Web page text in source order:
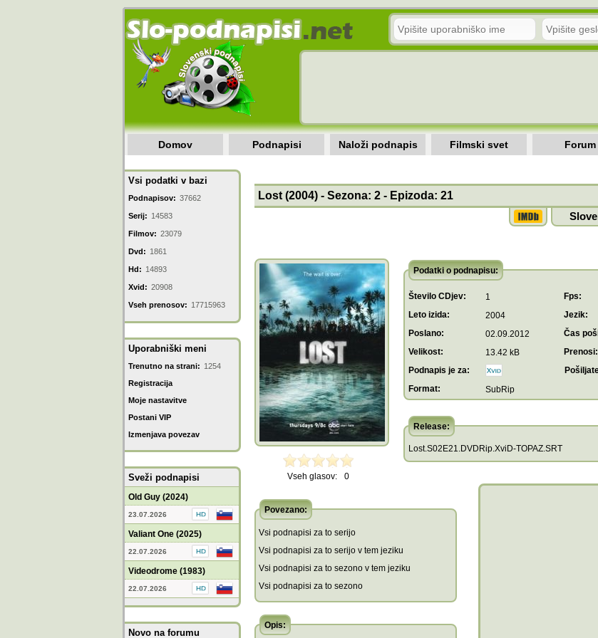
Domov Podnapisi Naloži podnapis Filmski svet Forum
Vsi podatki v bazi
Podnapisov: 37662
Serij: 14583
Filmov: 23079
Dvd: 1861
Hd: 14893
Xvid: 20908
Vseh prenosov: 17715963
Uporabniški meni
Trenutno na strani: 1254
Registracija
Moje nastavitve
Postani VIP
Izmenjava povezav
Sveži podnapisi
Old Guy (2024)
23.07.2026
Valiant One (2025)
22.07.2026
Videodrome (1983)
22.07.2026
Novo na forumu
Lost (2004) - Sezona: 2 - Epizoda: 21
Vseh glasov: 0
Podatki o podnapisu:
Število CDjev: 1 Fps:
Leto izida:
2004 Jezik:
Poslano:
02.09.2012 Čas
Velikost:
13.42 kB Prenosi:
Podnapis je za:
Format:
SubRip
Release:
Lost.S02E21.DVDRip.XviD-TOPAZ.SRT
Povezano:
Vsi podnapisi za to serijo
Vsi podnapisi za to serijo v tem jeziku
Vsi podnapisi za to sezono v tem jeziku
Vsi podnapisi za to sezono
Opis: